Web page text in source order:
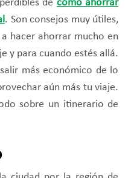
de cómo ahorrar
. Son consejos muy útiles,
hacer ahorrar mucho en
y para cuando estés allá.
más económico de lo
aún más tu viaje.
sobre un itinerario de